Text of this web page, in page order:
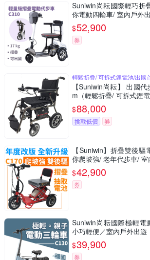
Suniwin尚耘國際輕巧折
你電動四輪車/ 室內戶外
$52,900
券
輕鬆折疊/ 可拆式鋰電池/出國
【Suniwin尚耘】 出國
m（輕鬆折疊/ 可拆式鋰電
$88,000
挑戰低價 券
【Suniwin】折疊雙後
你爬坡強/ 老年代步車/ 室
$42,900
券
Suniwin尚耘國際極輕電
小巧輕便／室內戶外出遊
$39,900
券